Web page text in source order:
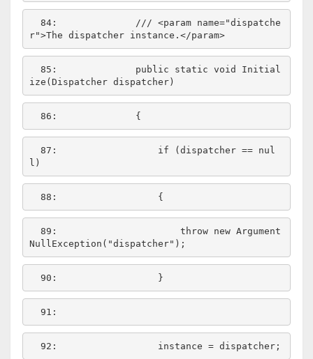
  84:
/// <param name="dispatche
r">The dispatcher instance.</param>
  85:
public static void
Initial
  86:
  87:
if (dispatcher == nul
l
  88:
  89:
throw new Argument
NullException( "dispatcher"
  90:
  91:
  92: